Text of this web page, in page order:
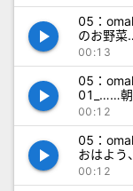
play_arrow
05：
のお野
00:13
play_arrow
05：
01_……朝
ろそろ、
00:12
play_arrow
05：
おはよ
00:12